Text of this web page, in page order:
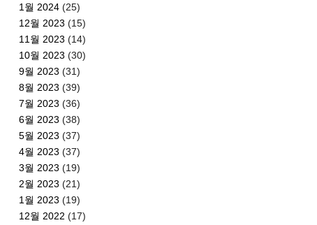
1월 2024 (25)
12월 2023 (15)
11월 2023 (14)
10월 2023 (30)
9월 2023 (31)
8월 2023 (39)
7월 2023 (36)
6월 2023 (38)
5월 2023 (37)
4월 2023 (37)
3월 2023 (19)
2월 2023 (21)
1월 2023 (19)
12월 2022 (17)